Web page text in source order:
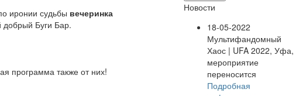
иронии судьбы вечеринка
добрый Буги Бар.
программа также от них!
Новости
18-05-2022
Мультифандомный
Хаос | UFA 2022, Уфа,
мероприятие
переносится
Подробная